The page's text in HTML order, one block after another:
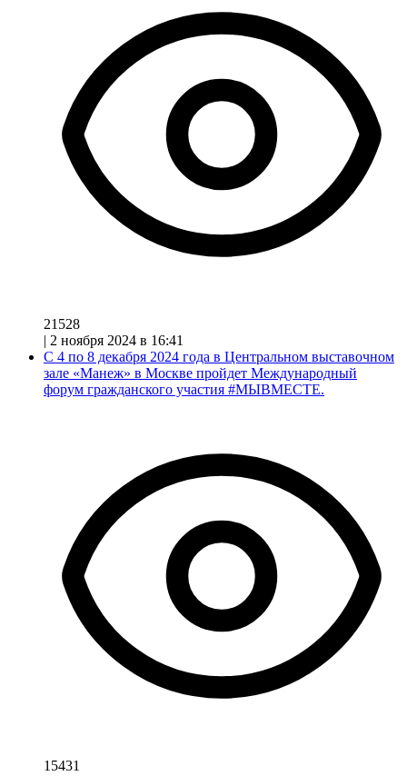
21528
| 2 ноября 2024 в 16:41
С 4 по 8 декабря 2024 года в Центральном выставочном
зале «Манеж» в Москве пройдет Международный
форум гражданского участия #МЫВМЕСТЕ.
15431